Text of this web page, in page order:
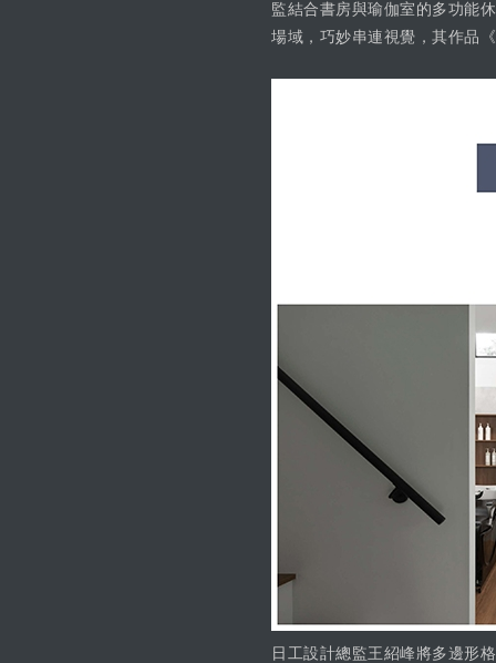
監結合書房與瑜伽室的多功能
場域，巧妙串連視覺，其作品
日工設計總監王紹峰將多邊形